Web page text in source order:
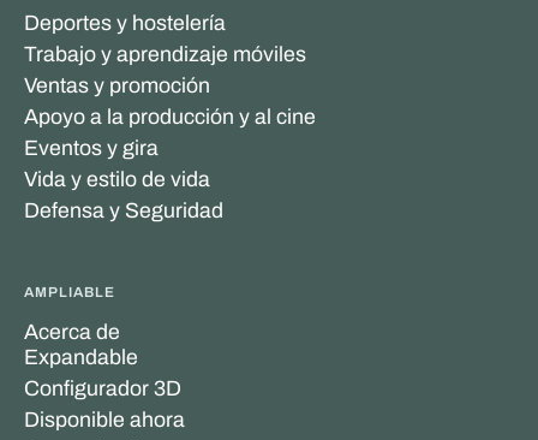
Deportes y hostelería
Trabajo y aprendizaje móviles
Ventas y promoción
Apoyo a la producción y al cine
Eventos y gira
Vida y estilo de vida
Defensa y Seguridad
AMPLIABLE
Acerca de
Expandable
Configurador 3D
Disponible ahora